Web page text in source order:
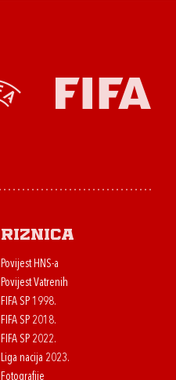
Riznica
Povijest HNS-a
Povijest Vatrenih
FIFA SP 1998.
FIFA SP 2018.
FIFA SP 2022.
Liga nacija 2023.
Fotografije